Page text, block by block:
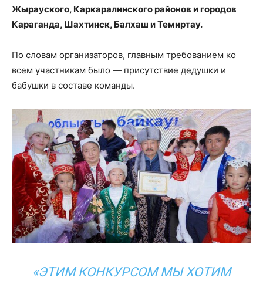
Жырауского, Каркаралинского районов и городов
Караганда, Шахтинск, Балхаш и Темиртау.
По словам организаторов, главным требованием ко
всем участникам было — присутствие дедушки и
бабушки в составе команды.
«ЭТИМ КОНКУРСОМ МЫ ХОТИМ